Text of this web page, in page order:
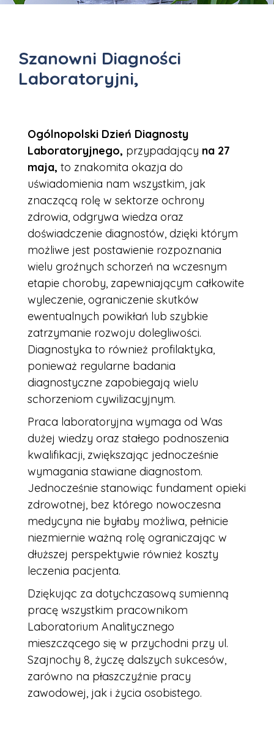
Szanowni Diagności
Laboratoryjni,
Ogólnopolski Dzień Diagnosty
Laboratoryjnego, przypadający na 27
maja, to znakomita okazja do
uświadomienia nam wszystkim, jak
znaczącą rolę w sektorze ochrony
zdrowia, odgrywa wiedza oraz
doświadczenie diagnostów, dzięki którym
możliwe jest postawienie rozpoznania
wielu groźnych schorzeń na wczesnym
etapie choroby, zapewniającym całkowite
wyleczenie, ograniczenie skutków
ewentualnych powikłań lub szybkie
zatrzymanie rozwoju dolegliwości.
Diagnostyka to również profilaktyka,
ponieważ regularne badania
diagnostyczne zapobiegają wielu
schorzeniom cywilizacyjnym.
Praca laboratoryjna wymaga od Was
dużej wiedzy oraz stałego podnoszenia
kwalifikacji, zwiększając jednocześnie
wymagania stawiane diagnostom.
Jednocześnie stanowiąc fundament opieki
zdrowotnej, bez którego nowoczesna
medycyna nie byłaby możliwa, pełnicie
niezmiernie ważną rolę ograniczając w
dłuższej perspektywie również koszty
leczenia pacjenta.
Dziękując za dotychczasową sumienną
pracę wszystkim pracownikom
Laboratorium Analitycznego
mieszczącego się w przychodni przy ul.
Szajnochy 8, życzę dalszych sukcesów,
zarówno na płaszczyźnie pracy
zawodowej, jak i życia osobistego.